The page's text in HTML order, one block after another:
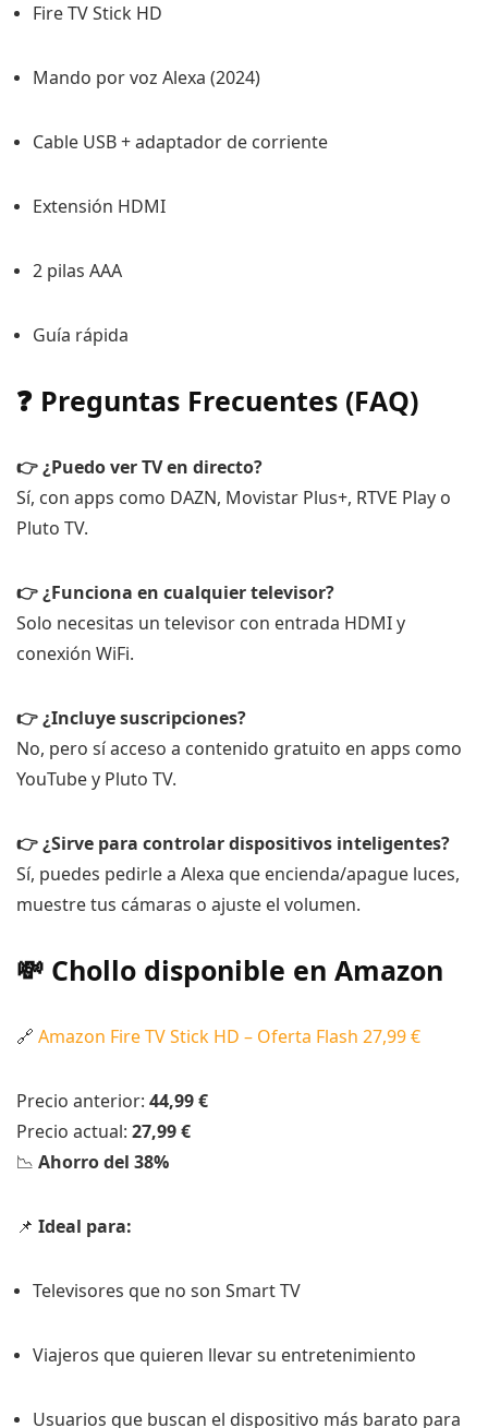
Fire TV Stick HD
Mando por voz Alexa (2024)
Cable USB + adaptador de corriente
Extensión HDMI
2 pilas AAA
Guía rápida
❓ Preguntas Frecuentes (FAQ)
👉 ¿Puedo ver TV en directo?
Sí, con apps como DAZN, Movistar Plus+, RTVE Play o
Pluto TV.
👉 ¿Funciona en cualquier televisor?
Solo necesitas un televisor con entrada HDMI y
conexión WiFi.
👉 ¿Incluye suscripciones?
No, pero sí acceso a contenido gratuito en apps como
YouTube y Pluto TV.
👉 ¿Sirve para controlar dispositivos inteligentes?
Sí, puedes pedirle a Alexa que encienda/apague luces,
muestre tus cámaras o ajuste el volumen.
💸 Chollo disponible en Amazon
🔗 Amazon Fire TV Stick HD – Oferta Flash 27,99 €
Precio anterior: 44,99 €
Precio actual: 27,99 €
📉 Ahorro del 38%
📌 Ideal para:
Televisores que no son Smart TV
Viajeros que quieren llevar su entretenimiento
Usuarios que buscan el dispositivo más barato para